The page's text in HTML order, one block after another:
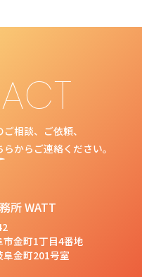
相談、ご依頼、
からご連絡ください。
所 WATT
金町1丁目4番地
金町201号室